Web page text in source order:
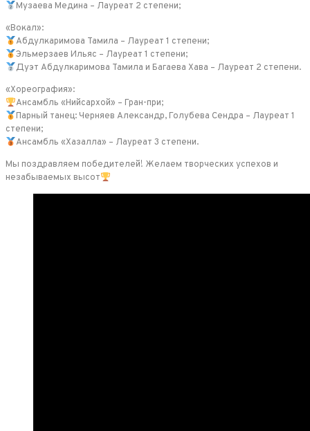
Музаева Медина – Лауреат 2 степени;
«Вокал»:
Абдулкаримова Тамила – Лауреат 1 степени;
Эльмерзаев Ильяс – Лауреат 1 степени;
Дуэт Абдулкаримова Тамила и Багаева Хава – Лауреат 2 степени.
«Хореография»:
Ансамбль «Нийсархой» – Гран-при;
Парный танец: Черняев Александр, Голубева Сендра – Лауреат 1
степени;
Ансамбль «Хазалла» – Лауреат 3 степени.
Мы поздравляем победителей! Желаем творческих успехов и
незабываемых высот